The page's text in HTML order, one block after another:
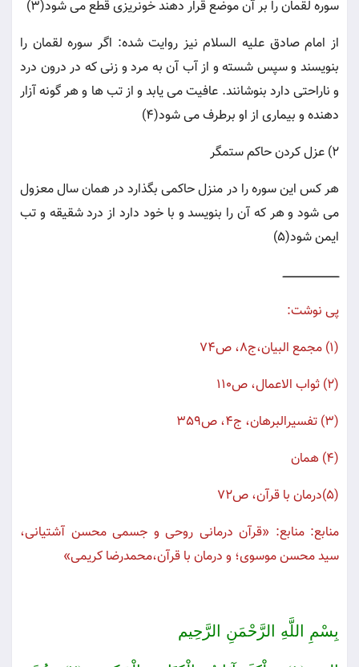
سوره لقمان را بر آن موضع قرار دهند خونریزی قطع می شود(3)
از امام صادق علیه السلام نیز روایت شده: اگر سوره لقمان را
بنویسند و سپس شسته و از آب آن به مرد و زنی که در درون درد
و ناراحتی دارد بنوشانند. عافیت می یابد و از تب ها و هر گونه آزار
دهنده و بیماری از او برطرف می شود(4)
2) عزل کردن حاکم ستمگر
هر کس این سوره را در منزل حاکمی بگذارد در همان سال معزول
می شود و هر که آن را بنویسد و با خود دارد از درد شقیقه و تب
ایمن شود(5)
ـــــــــــــــــــــــــــــــــــ
پی نوشت:
(1) مجمع البیان،ج8، ص74
(2) ثواب الاعمال، ص110
(3) تفسیرالبرهان، ج4، ص359
(4) همان
(5)درمان با قرآن، ص72
منابع: منابع: «قرآن درمانی روحی و جسمی محسن آشتیانی،
سید محسن موسوی؛ و درمان با قرآن،محمدرضا کریمی»
بِسْمِ اللَّهِ الرَّحْمَنِ الرَّحِیم